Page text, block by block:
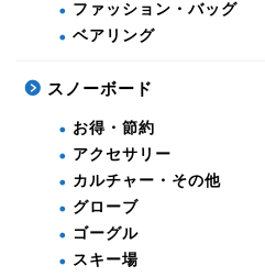
ファッション・バッグ
ベアリング
スノーボード
お得・節約
アクセサリー
カルチャー・その他
グローブ
ゴーグル
スキー場